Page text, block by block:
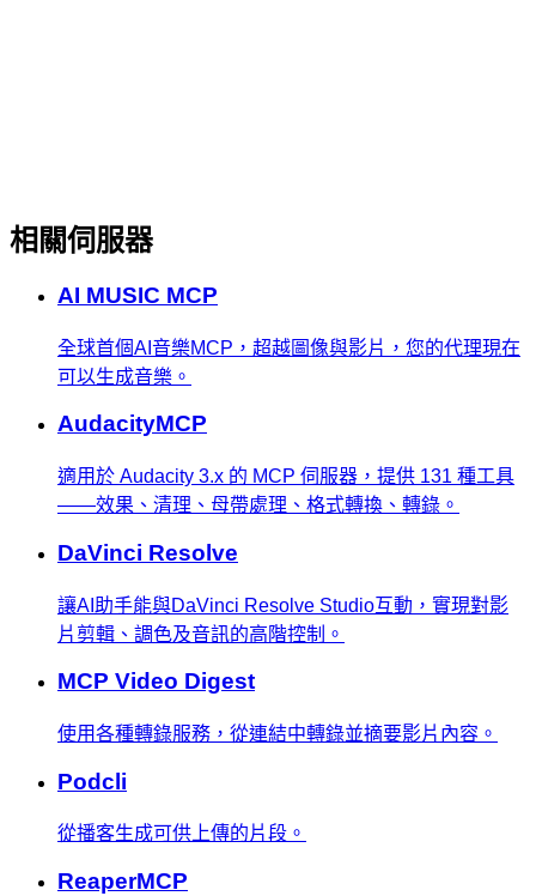
相關伺服器
AI MUSIC MCP
全球首個AI音樂MCP，超越圖像與影片，您的代理現在
可以生成音樂。
AudacityMCP
適用於 Audacity 3.x 的 MCP 伺服器，提供 131 種工具
——效果、清理、母帶處理、格式轉換、轉錄。
DaVinci Resolve
讓AI助手能與DaVinci Resolve Studio互動，實現對影
片剪輯、調色及音訊的高階控制。
MCP Video Digest
使用各種轉錄服務，從連結中轉錄並摘要影片內容。
Podcli
從播客生成可供上傳的片段。
ReaperMCP